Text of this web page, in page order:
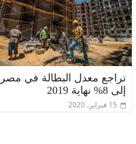
تراجع معدل البطالة في مصر
إلى 8% نهاية 2019
15 فبراير، 2020